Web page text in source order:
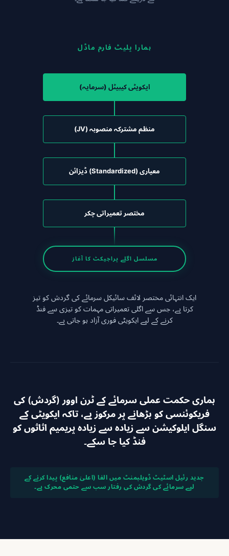
ہمارا پلیٹ فارم ماڈل
ایکویٹی کیپیٹل (سرمایہ)
منظم مشترکہ منصوبہ (JV)
معیاری (Standardized) ڈیزائن
مختصر تعمیراتی چکر
مسلسل اگلے پراجیکٹ کا آغاز
ایک انتہائی مختصر لائف سائیکل سرمائے کی گردش کو تیز
کرتا ہے، جس سے اگلی تعمیراتی مہمات کو تیزی سے فنڈ
کرنے کے لیے ایکویٹی فوری آزاد ہو جاتی ہے۔
ہماری حکمت عملی سرمائے کے ٹرن اوور (گردش) کی
فریکوئنسی کو بڑھانے پر مرکوز ہے، تاکہ ایکویٹی کے
سنگل ایلوکیشن سے زیادہ سے زیادہ پریمیم اثاثوں کو
فنڈ کیا جا سکے۔
جدید رئیل اسٹیٹ ڈویلپمنٹ میں الفا (اعلیٰ منافع) پیدا کرنے کے
لیے سرمائے کی گردش کی رفتار سب سے حتمی محرک ہے۔